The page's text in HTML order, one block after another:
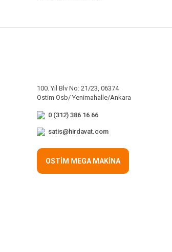
100. Yıl Blv No: 21/23, 06374
Ostim Osb/ Yenimahalle/Ankara
0 (312) 386 16 66
satis@hirdavat.com
OSTİM MEGA MAKİNA